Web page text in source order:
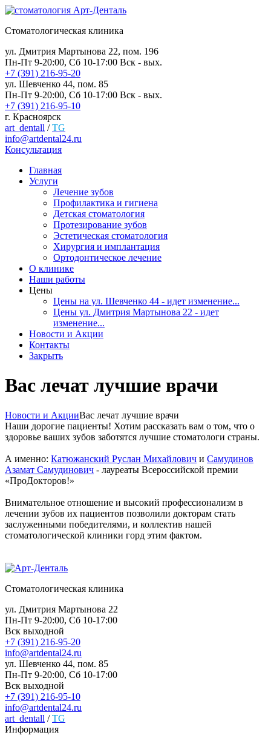
Стоматологическая клиника
ул. Дмитрия Мартынова 22, пом. 196
Пн-Пт 9-20:00, Сб 10-17:00 Вск - вых.
+7 (391) 216-95-20
ул. Шевченко 44, пом. 85
Пн-Пт 9-20:00, Сб 10-17:00 Вск - вых.
+7 (391) 216-95-10
г. Красноярск
art_dentall /TG
info@artdental24.ru
Консультация
Главная
Услуги
Лечение зубов
Профилактика и гигиена
Детская стоматология
Протезирование зубов
Эстетическая стоматология
Хирургия и имплантация
Ортодонтическое лечение
О клинике
Наши работы
Цены
Цены на ул. Шевченко 44 - идет изменение...
Цены ул. Дмитрия Мартынова 22 - идет
изменение...
Новости и Акции
Контакты
Закрыть
Вас лечат лучшие врачи
Новости и АкцииВас лечат лучшие врачи
Наши дорогие пациенты! Хотим рассказать вам о том, что о
здоровье ваших зубов заботятся лучшие стоматологи страны.
А именно: Катюжанский Руслан Михайлович и Самудинов
Азамат Самудинович - лауреаты Всероссийской премии
«ПроДокторов!»
Внимательное отношение и высокий профессионализм в
лечении зубов их пациентов позволили докторам стать
заслуженными победителями, и коллектив нашей
стоматологической клиники горд этим фактом.
Стоматологическая клиника
ул. Дмитрия Мартынова 22
Пн-Пт 9-20:00, Сб 10-17:00
Вск выходной
+7 (391) 216-95-20
info@artdental24.ru
ул. Шевченко 44, пом. 85
Пн-Пт 9-20:00, Сб 10-17:00
Вск выходной
+7 (391) 216-95-10
info@artdental24.ru
art_dentall /TG
Информация